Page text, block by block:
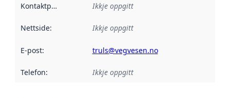
Kontaktpunkt Ikkje oppgitt
Nettside: Ikkje oppgitt
E-post: truls@vegvesen.no
Telefon: Ikkje oppgitt